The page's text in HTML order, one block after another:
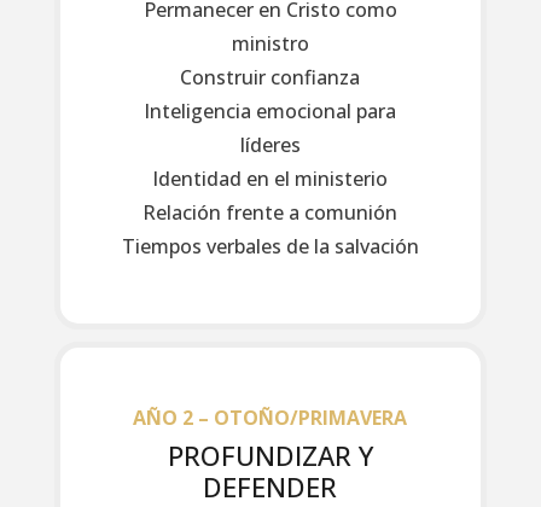
Permanecer en Cristo como
ministro
Construir confianza
Inteligencia emocional para
líderes
Identidad en el ministerio
Relación frente a comunión
Tiempos verbales de la salvación
AÑO 2 – OTOÑO/PRIMAVERA
PROFUNDIZAR Y
DEFENDER